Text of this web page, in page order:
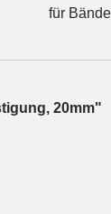
für
20mm"